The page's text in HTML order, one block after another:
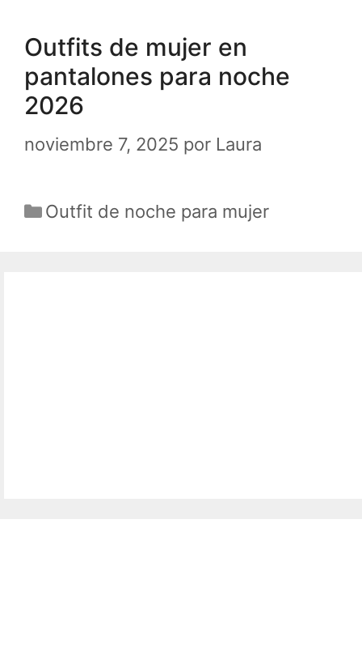
Outfits de mujer en
pantalones para noche
2026
noviembre 7, 2025 por Laura
Categorías
Outfit de noche para mujer